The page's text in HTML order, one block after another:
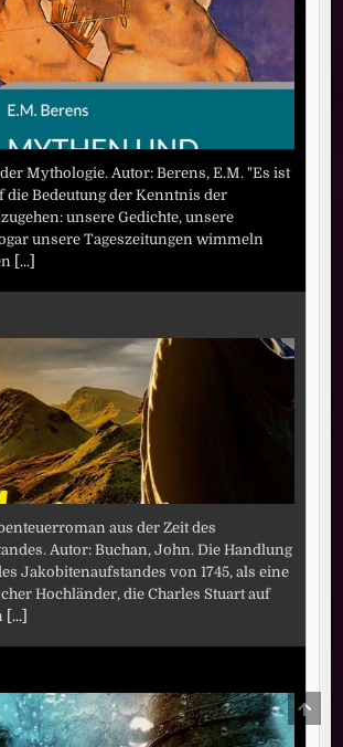
Mythologie. Autor: Berens, E.M. "Es ist
die Bedeutung der Kenntnis der
unsere Gedichte, unsere
unsere Tageszeitungen wimmeln
[...]
aus der Zeit des
Autor: Buchan, John. Die Handlung
Jakobitenaufstandes von 1745, als eine
Hochländer, die Charles Stuart auf
[...]
TO